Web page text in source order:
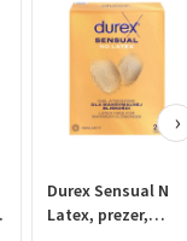
Durex Sensual No
Latex, prezer,
›